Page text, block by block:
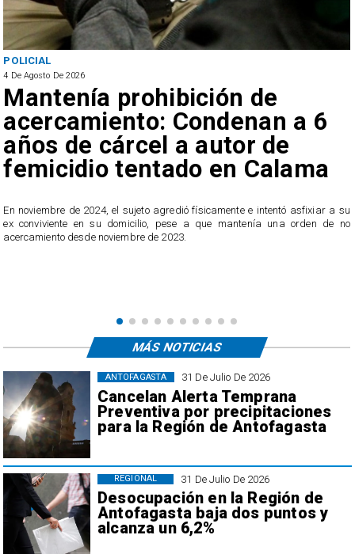
POLICIAL
4 De Agosto De 2026
Mantenía prohibición de
acercamiento: Condenan a 6
años de cárcel a autor de
femicidio tentado en Calama
En noviembre de 2024, el sujeto agredió físicamente e intentó asfixiar a su
ex conviviente en su domicilio, pese a que mantenía una orden de no
acercamiento desde noviembre de 2023.
31 De Julio De 2026
Cancelan Alerta Temprana
Preventiva por precipitaciones
para la Región de Antofagasta
ANTOFAGASTA
31 De Julio De 2026
Desocupación en la Región de
Antofagasta baja dos puntos y
alcanza un 6,2%
REGIONAL
MÁS NOTICIAS